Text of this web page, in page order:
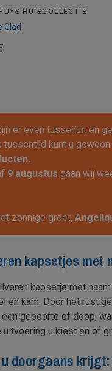
HUISCOLLECTIE
Glad
er even tussenuit en
tussentijd kunt u
9 augustus gaan wij
zonnige groet,
kapsetjes met
kapsetje met
en kam. Door het
geboorte of doop,
uitvoering u kiest en of
doorgaans